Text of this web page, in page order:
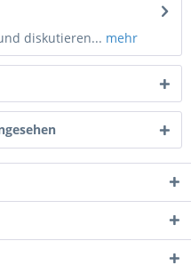
diskutieren... mehr